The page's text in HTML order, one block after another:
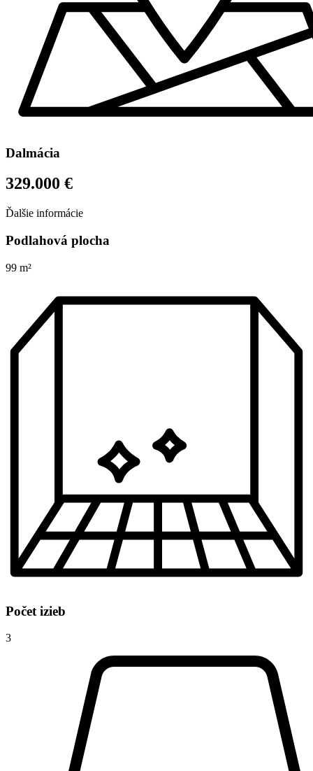
Dalmácia
329.000 €
Ďalšie informácie
Podlahová plocha
99 m²
Počet izieb
3